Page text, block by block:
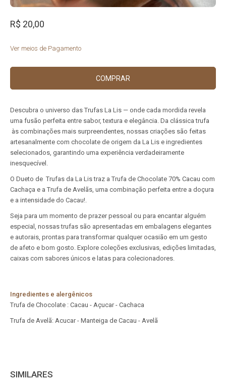
R$ 20,00
Ver meios de Pagamento
COMPRAR
Descubra o universo das Trufas La Lis — onde cada mordida revela
uma fusão perfeita entre sabor, textura e elegância. Da clássica trufa
às combinações mais surpreendentes, nossas criações são feitas
artesanalmente com chocolate de origem da La Lis e ingredientes
selecionados, garantindo uma experiência verdadeiramente
inesquecível.
O Dueto de Trufas da La Lis traz a Trufa de Chocolate 70% Cacau com
Cachaça e a Trufa de Avelãs, uma combinação perfeita entre a doçura
e a intensidade do Cacau!.
Seja para um momento de prazer pessoal ou para encantar alguém
especial, nossas trufas são apresentadas em embalagens elegantes
e autorais, prontas para transformar qualquer ocasião em um gesto
de afeto e bom gosto. Explore coleções exclusivas, edições limitadas,
caixas com sabores únicos e latas para colecionadores.
Ingredientes e alergênicos
Trufa de Chocolate : Cacau - Açucar - Cachaca
Trufa de Avelã: Acucar - Manteiga de Cacau - Avelã
SIMILARES